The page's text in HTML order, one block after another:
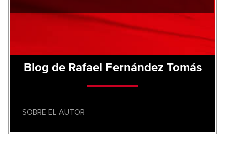
Blog de Rafael Fernández Tomás
SOBRE EL AUTOR